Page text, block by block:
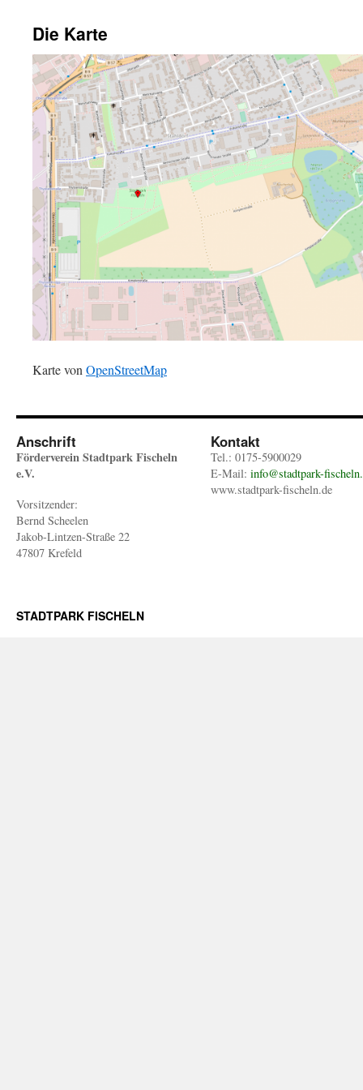
Die Karte
Karte vonOpenStreetMap
Anschrift
Förderverein Stadtpark Fischeln
e.V.
Vorsitzender:
Bernd Scheelen
Jakob-Lintzen-Straße 22
47807 Krefeld
Kontakt
Tel.: 0175-5900029
E-Mail: info@stadtpark-
www.stadtpark-fischeln.de
STADTPARK FISCHELN